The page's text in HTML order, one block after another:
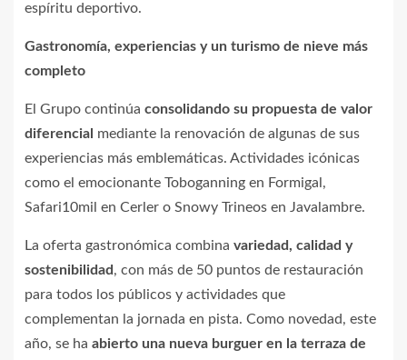
espíritu deportivo.
Gastronomía, experiencias y un turismo de nieve más
completo
El Grupo continúa consolidando su propuesta de valor
diferencial mediante la renovación de algunas de sus
experiencias más emblemáticas. Actividades icónicas
como el emocionante Toboganning en Formigal,
Safari10mil en Cerler o Snowy Trineos en Javalambre.
La oferta gastronómica combina variedad, calidad y
sostenibilidad, con más de 50 puntos de restauración
para todos los públicos y actividades que
complementan la jornada en pista. Como novedad, este
año, se ha abierto una nueva burguer en la terraza de